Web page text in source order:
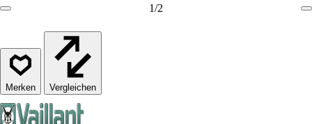
1/2
Vergleichen